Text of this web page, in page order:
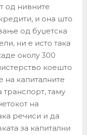
од нивните
и она што
од буџетска
ни е исто така
околу 300
коешто
на капиталните
таму
на
речиси и да
за капитални